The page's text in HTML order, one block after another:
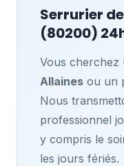
Serrurier
(80200)
Vous cherchez
Allainesou un
Nous
professionnel
y compris le
les jours fériés.